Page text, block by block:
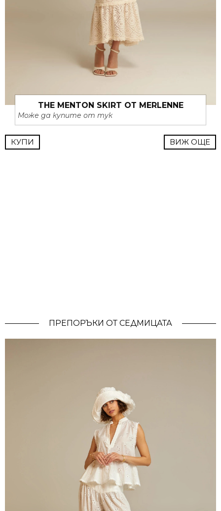
THE MENTON SKIRT ОТ MERLENNE
Може да купите от тук
КУПИ ВИЖ ОЩЕ
ПРЕПОРЪКИ ОТ СЕДМИЦАТА